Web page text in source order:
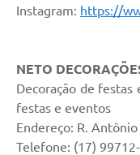
Instagram: https://
NETO
Decoração de festas
festas e eventos
Endereço: R.
Telefone: (17)